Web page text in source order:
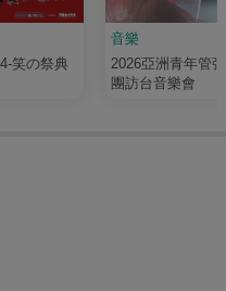
笑の祭典
音樂
2026亞洲青年管
團訪台音樂會